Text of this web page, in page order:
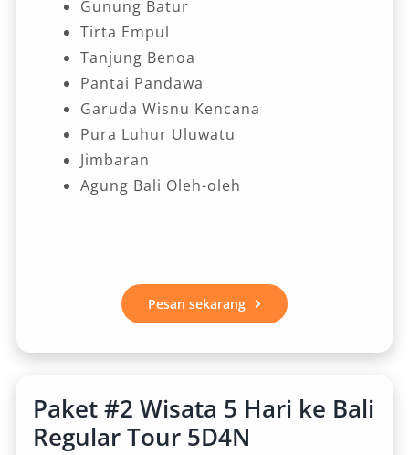
Gunung Batur
Tirta Empul
Tanjung Benoa
Pantai Pandawa
Garuda Wisnu Kencana
Pura Luhur Uluwatu
Jimbaran
Agung Bali Oleh-oleh
Pesan sekarang
Paket #2 Wisata 5 Hari ke Bali
Regular Tour 5D4N